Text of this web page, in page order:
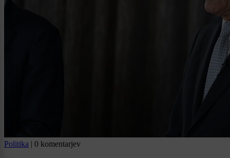
Politika | 0 komentarjev